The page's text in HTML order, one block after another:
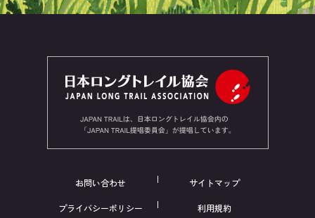
お問い合わせ サイトマップ
プライバシーポリシー 利用規約